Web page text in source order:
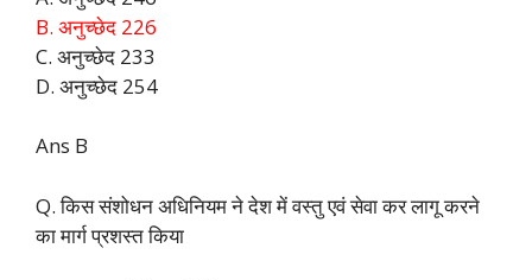
B. अनुच्छेद 226
C. अनुच्छेद 233
D. अनुच्छेद 254
Ans B
Q. किस संशोधन अधिनियम ने देश में वस्तु एवं सेवा कर लागू करने
का मार्ग प्रशस्त किया